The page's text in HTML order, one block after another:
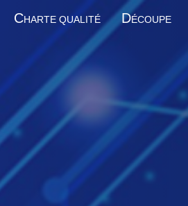
CHARTE QUALITÉ DÉCOUPE